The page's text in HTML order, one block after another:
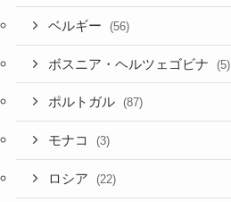
ベルギー (56)
ボスニア・ヘルツェゴビナ (5)
ポルトガル (87)
モナコ (3)
ロシア (22)